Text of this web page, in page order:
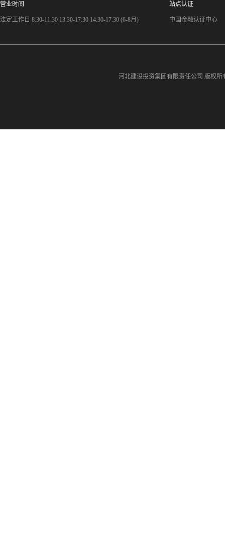
营业时间
法定工作日 8:30-11:30 13:30-17:30 14:30-17:30 (6-8月)
站点认证
中国金融认证中心
河北建设投资集团有限责任公司 版权所